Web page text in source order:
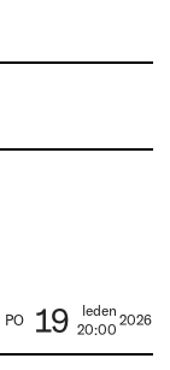
PO 19
leden
20:00
2026